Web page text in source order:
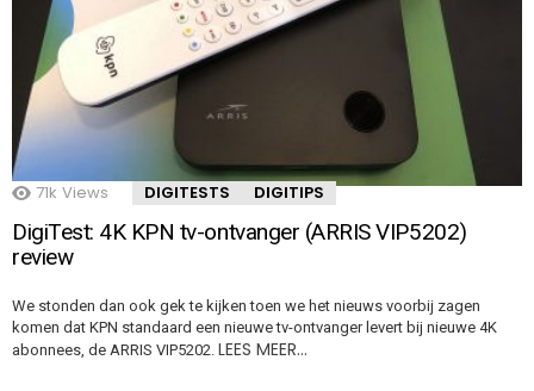
71k Views DIGITESTS DIGITIPS
DigiTest: 4K KPN tv-ontvanger (ARRIS VIP5202)
review
We stonden dan ook gek te kijken toen we het nieuws voorbij zagen
komen dat KPN standaard een nieuwe tv-ontvanger levert bij nieuwe 4K
abonnees, de ARRIS VIP5202. LEES MEER…